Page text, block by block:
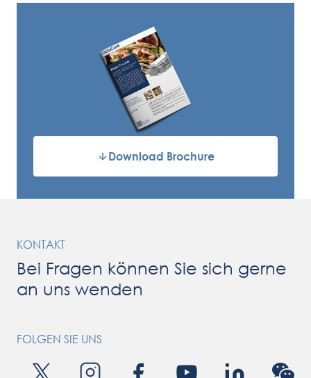
Download Brochure
KONTAKT
Bei Fragen können Sie sich gerne
an uns wenden
FOLGEN SIE UNS